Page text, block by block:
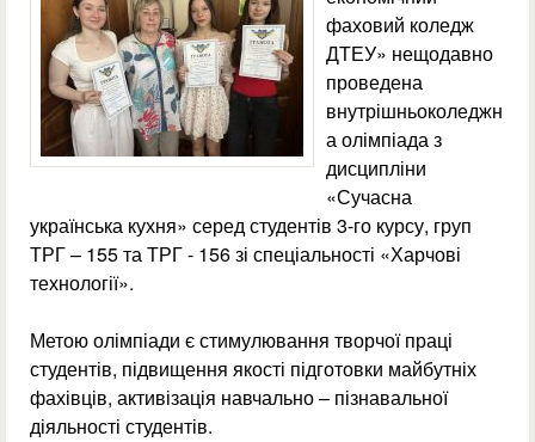
фаховий коледж
ДТЕУ» нещодавно
проведена
внутрішньоколеджн
а олімпіада з
дисципліни
«Сучасна
українська кухня» серед студентів 3-го курсу, груп
ТРГ – 155 та ТРГ - 156 зі спеціальності «Харчові
технології».
Метою олімпіади є стимулювання творчої праці
студентів, підвищення якості підготовки майбутніх
фахівців, активізація навчально – пізнавальної
діяльності студентів.